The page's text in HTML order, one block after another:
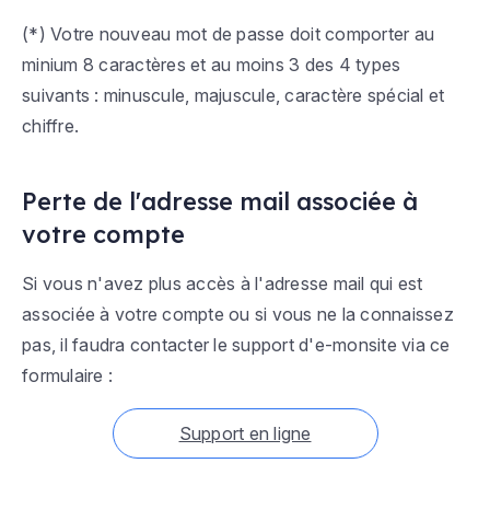
(*) Votre nouveau mot de passe doit comporter au
minium 8 caractères et au moins 3 des 4 types
suivants : minuscule, majuscule, caractère spécial et
chiffre.
Perte de l'adresse mail associée à
votre compte
Si vous n'avez plus accès à l'adresse mail qui est
associée à votre compte ou si vous ne la connaissez
pas, il faudra contacter le support d'e-monsite via ce
formulaire :
Support en ligne